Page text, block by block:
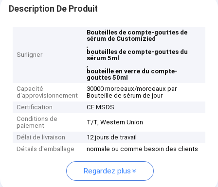
Description De Produit
Surligner
Bouteilles de compte-gouttes de
sérum de Customizied
,
bouteilles de compte-gouttes du
sérum 5ml
,
bouteille en verre du compte-
gouttes 50ml
Capacité
d'approvisionnement
30000 morceaux/morceaux par
Bouteille de sérum de jour
Certification
CE MSDS
Conditions de
paiement
T/T, Western Union
Délai de livraison
12 jours de travail
Détails d'emballage
normale ou comme besoin des clients
Regardez plus